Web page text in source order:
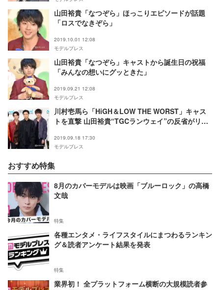
山田裕貴「なつぞら」ほっこりエピソードが話題
「ロスでなきぞら」
2019.10.01 12:08
モデルプレス
山田裕貴「なつぞら」キャストから誕生日の祝福
「みんなの想いにグッときた」
2019.09.21 12:08
モデルプレス
川村壱馬ら「HiGH＆LOW THE WORST」キャス
トを直撃 山田裕貴“TGCランウェイ”の反省がリア
2019.09.18 17:30
モデルプレス
おすすめ特集
8月のカバーモデルは映画「ブルーロック」の高橋
文哉
特集
各種エンタメ・ライフスタイルにまつわるランキン
グ＆読者アンケート結果を発表
特集
業界初！ 全プラットフォーム横断の大規模読者参